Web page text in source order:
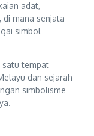
adat,
mana senjata
simbol
satu tempat
dan sejarah
simbolisme